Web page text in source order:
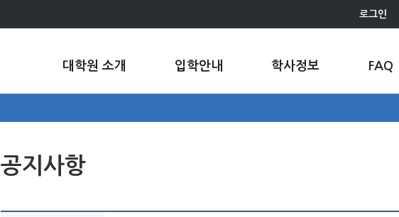
로그인
대학원 소개 입학안내 학사정보 FAQ
공지사항